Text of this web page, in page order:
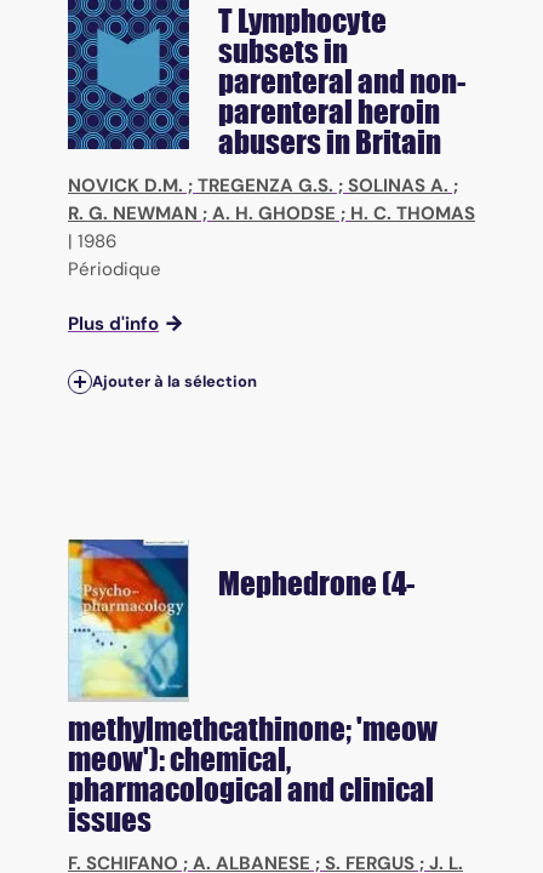
T Lymphocyte
subsets in
parenteral and non-
parenteral heroin
abusers in Britain
NOVICK D.M. ; TREGENZA G.S. ; SOLINAS A. ;
R. G. NEWMAN ; A. H. GHODSE ; H. C. THOMAS
| 1986
Périodique
Plus d'info
Ajouter à la sélection
Mephedrone (4-
methylmethcathinone; 'meow
meow'): chemical,
pharmacological and clinical
issues
F. SCHIFANO ; A. ALBANESE ; S. FERGUS ; J. L.